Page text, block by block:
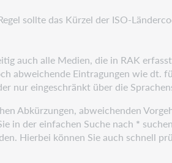
sollte das Kürzel der ISO-
auch alle Medien, die in RAK
abweichende Eintragungen wie dt.
nur eingeschränkt über die
Abkürzungen, abweichenden
in der einfachen Suche nach *
Hierbei können Sie auch schnell